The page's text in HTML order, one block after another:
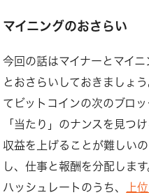
マイニングのおさらい
今回の話はマイナーとマイ
とおさらいしておきましょう
てビットコインの次のブロ
「当たり」のナンスを見つ
収益を上げることが難しい
し、仕事と報酬を分配しま
ハッシュレートのうち、
上